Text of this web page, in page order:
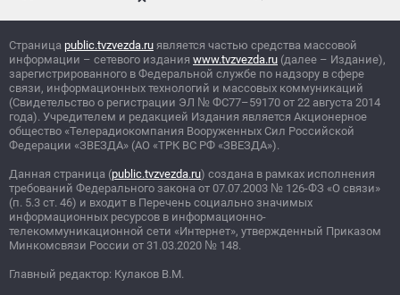
Страница public.tvzvezda.ru является частью средства массовой
информации – сетевого издания www.tvzvezda.ru (далее – Издание),
зарегистрированного в Федеральной службе по надзору в сфере
связи, информационных технологий и массовых коммуникаций
(Свидетельство о регистрации ЭЛ № ФС77–59170 от 22 августа 2014
года). Учредителем и редакцией Издания является Акционерное
общество «Телерадиокомпания Вооруженных Сил Российской
Федерации «ЗВЕЗДА» (АО «ТРК ВС РФ «ЗВЕЗДА»).
Данная страница (public.tvzvezda.ru) создана в рамках исполнения
требований Федерального закона от 07.07.2003 № 126-ФЗ «О связи»
(п. 5.3 ст. 46) и входит в Перечень социально значимых
информационных ресурсов в информационно-
телекоммуникационной сети «Интернет», утвержденный Приказом
Минкомсвязи России от 31.03.2020 № 148.
Главный редактор: Кулаков В.М.